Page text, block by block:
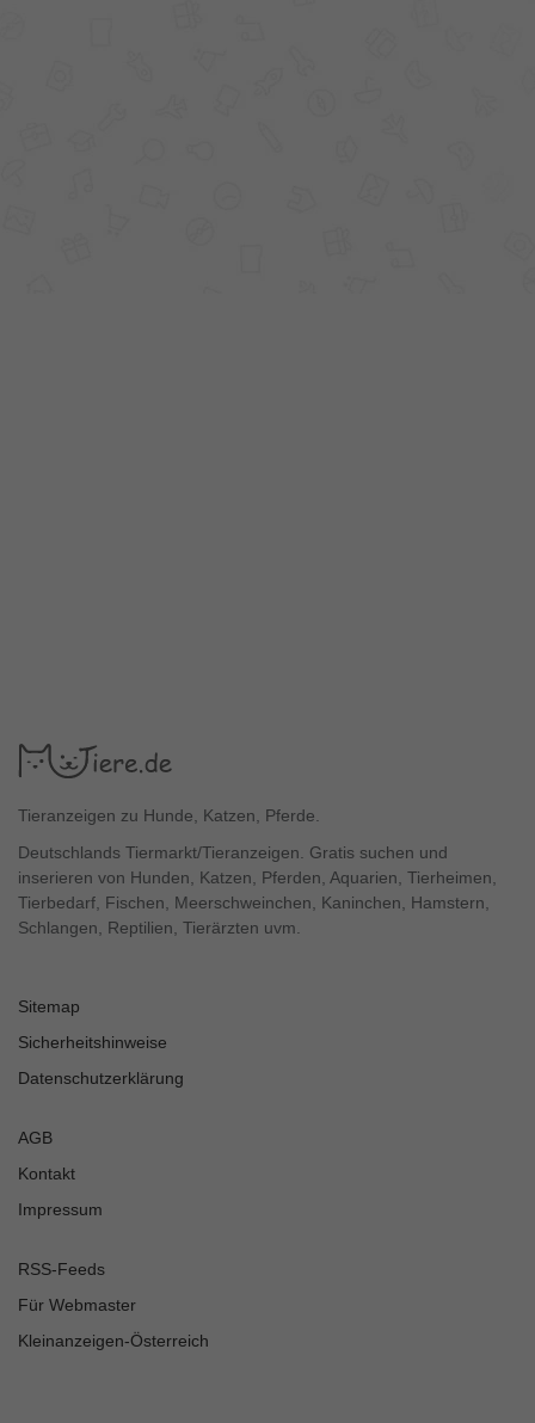
Tieranzeigen zu Hunde, Katzen, Pferde.
Deutschlands Tiermarkt/Tieranzeigen. Gratis suchen und
inserieren von Hunden, Katzen, Pferden, Aquarien, Tierheimen,
Tierbedarf, Fischen, Meerschweinchen, Kaninchen, Hamstern,
Schlangen, Reptilien, Tierärzten uvm.
Sitemap
Sicherheitshinweise
Datenschutzerklärung
AGB
Kontakt
Impressum
RSS-Feeds
Für Webmaster
Kleinanzeigen-Österreich